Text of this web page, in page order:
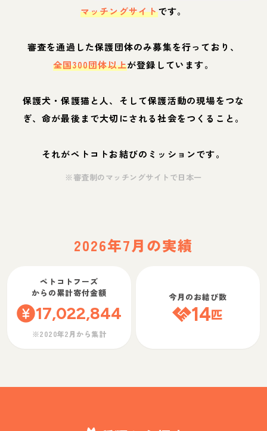
マッチングサイトです。
審査を通過した保護団体のみ募集を行っており、
全国300団体以上が登録しています。
保護犬・保護猫と人、そして保護活動の現場をつな
ぎ、命が最後まで大切にされる社会をつくること。
それがペトコトお結びのミッションです。
※審査制のマッチングサイトで日本一
2026年7月の実績
ペトコトフーズ
からの累計寄付金額
17,022,844
※2020年2月から集計
今月のお結び数
14匹